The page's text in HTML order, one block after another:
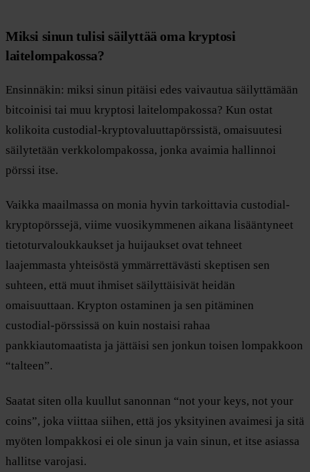
Miksi sinun tulisi säilyttää oma kryptosi
laitelompakossa?
Ensinnäkin: miksi sinun pitäisi edes vaivautua säilyttämään
bitcoinisi tai muu kryptosi laitelompakossa? Kun ostat
kolikoita custodial-kryptovaluuttapörssistä, omaisuutesi
säilytetään verkkolompakossa, jonka avaimia hallinnoi
pörssi itse.
Vaikka maailmassa on monia hyvin tarkoittavia custodial-
kryptopörssejä, viime vuosikymmenen aikana lisääntyneet
tietoturvaloukkaukset ja huijaukset ovat tehneet
laajemmasta yhteisöstä ymmärrettävästi skeptisen sen
suhteen, että muut ihmiset säilyttäisivät heidän
omaisuuttaan. Krypton ostaminen ja sen pitäminen
custodial-pörssissä on kuin nostaisi rahaa
pankkiautomaatista ja jättäisi sen jonkun toisen lompakkoon
“talteen”.
Saatat siten olla kuullut sanonnan “not your keys, not your
coins”, joka viittaa siihen, että jos yksityinen avaimesi ja sitä
myöten lompakkosi ei ole sinun ja vain sinun, et itse asiassa
hallitse varojasi.